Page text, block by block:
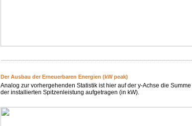
Der Ausbau der Erneuerbaren Energien (kW peak)
Analog zur vorhergehenden Statistik ist hier auf der y-Achse die Summe
der installierten Spitzenleistung aufgetragen (in kW).